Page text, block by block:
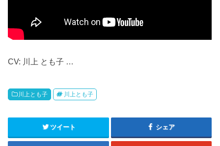
CV: 川上 とも子 …
川上とも子 川上とも子
ツイート シェア